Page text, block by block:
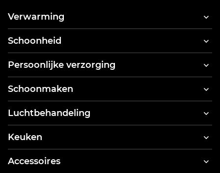
Verwarming
Schoonheid
Haarstyler & haardroger
Persoonlijke verzorging
Lichaamsweegschaal
Schoonmaken
Stoomreinigers
Luchtbehandeling
Keuken
Accessoires